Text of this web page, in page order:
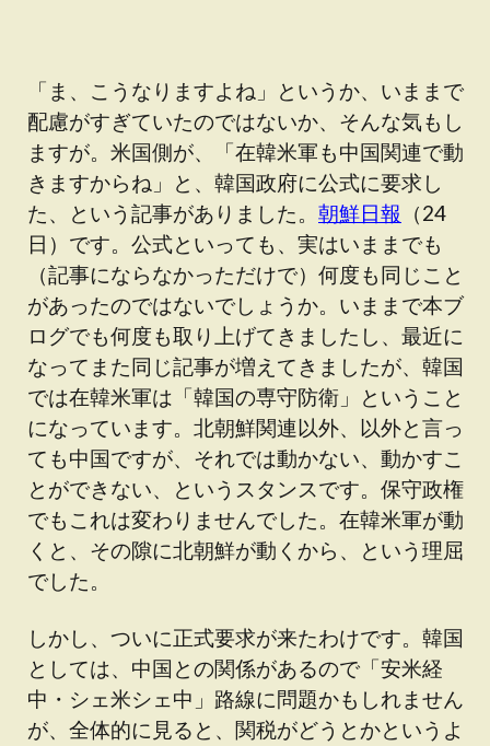
「ま、こうなりますよね」というか、いままで
配慮がすぎていたのではないか、そんな気もし
ますが。米国側が、「在韓米軍も中国関連で動
きますからね」と、韓国政府に公式に要求し
た、という記事がありました。 朝鮮日報 （24
日）です。公式といっても、実はいままでも
（記事にならなかっただけで）何度も同じこと
があったのではないでしょうか。いままで本ブ
ログでも何度も取り上げてきましたし、最近に
なってまた同じ記事が増えてきましたが、韓国
では在韓米軍は「韓国の専守防衛」ということ
になっています。北朝鮮関連以外、以外と言っ
ても中国ですが、それでは動かない、動かすこ
とができない、というスタンスです。保守政権
でもこれは変わりませんでした。在韓米軍が動
くと、その隙に北朝鮮が動くから、という理屈
でした。
しかし、ついに正式要求が来たわけです。韓国
としては、中国との関係があるので「安米経
中・シェ米シェ中」路線に問題かもしれません
が、全体的に見ると、関税がどうとかというよ